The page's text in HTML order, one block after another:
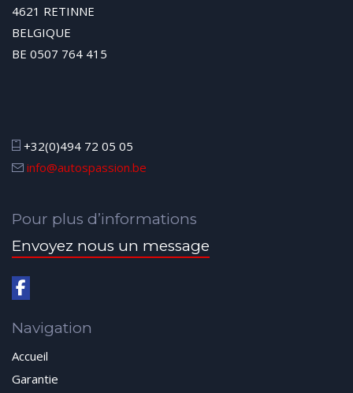
4621 RETINNE
BELGIQUE
BE 0507 764 415
+32(0)494 72 05 05
info@autospassion.be
Pour plus d’informations
Envoyez nous un message
Navigation
Accueil
Garantie